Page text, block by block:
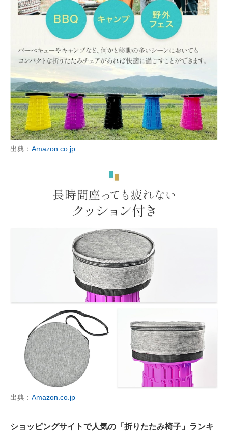
出典： Amazon.co.jp
出典： Amazon.co.jp
ショッピングサイトで人気の「折りたたみ椅子」ランキ